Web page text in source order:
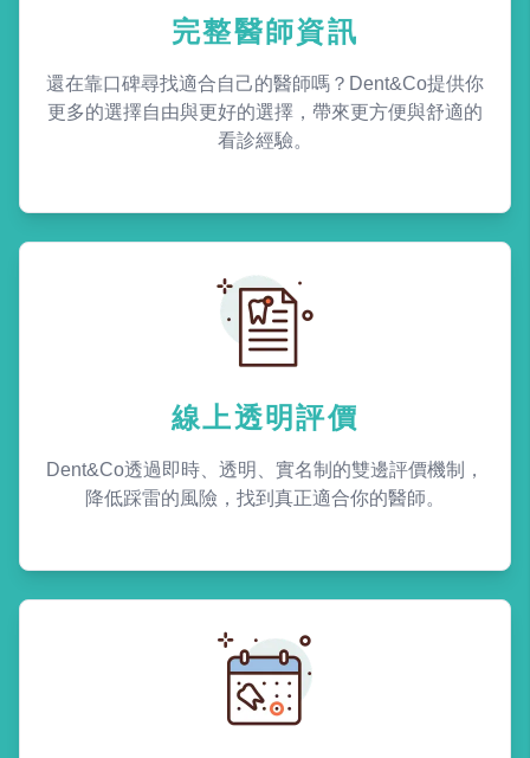
完整醫師資訊
還在靠口碑尋找適合自己的醫師嗎？Dent&Co提供你
更多的選擇自由與更好的選擇，帶來更方便與舒適的
看診經驗。
線上透明評價
Dent&Co透過即時、透明、實名制的雙邊評價機制，
降低踩雷的風險，找到真正適合你的醫師。